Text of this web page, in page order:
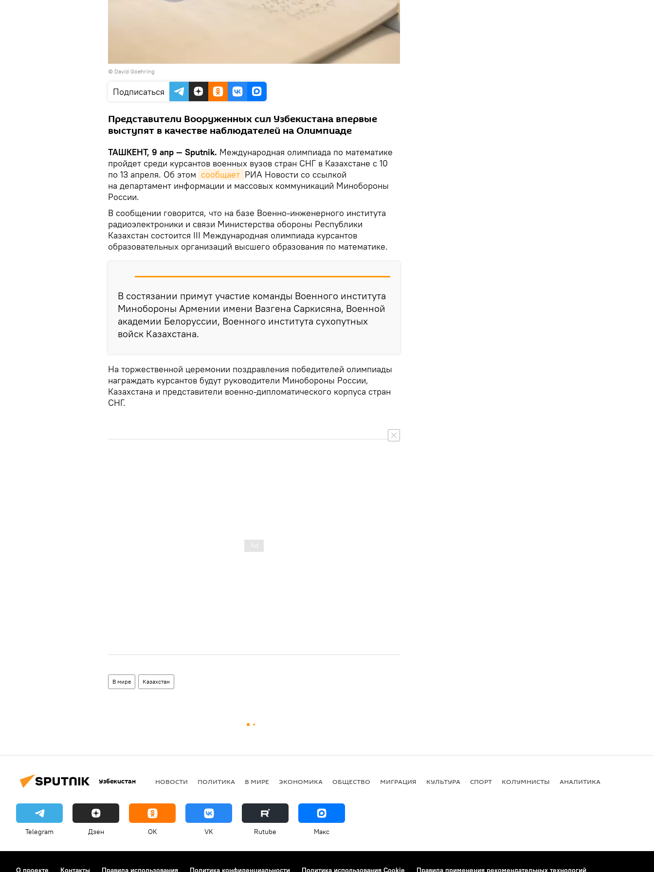
© David Goehring
Подписаться
Представители Вооруженных сил Узбекистана впервые
выступят в качестве наблюдателей на Олимпиаде
ТАШКЕНТ, 9 апр — Sputnik. Международная олимпиада по математике
пройдет среди курсантов военных вузов стран СНГ в Казахстане с 10
по 13 апреля. Об этом сообщает РИА Новости со ссылкой
на департамент информации и массовых коммуникаций Минобороны
России.
В сообщении говорится, что на базе Военно-инженерного института
радиоэлектроники и связи Министерства обороны Республики
Казахстан состоится III Международная олимпиада курсантов
образовательных организаций высшего образования по математике.
В состязании примут участие команды Военного института
Минобороны Армении имени Вазгена Саркисяна, Военной
академии Белоруссии, Военного института сухопутных
войск Казахстана.
На торжественной церемонии поздравления победителей олимпиады
награждать курсантов будут руководители Минобороны России,
Казахстана и представители военно-дипломатического корпуса стран
СНГ.
В мире Казахстан
Узбекистан НОВОСТИ ПОЛИТИКА В МИРЕ ЭКОНОМИКА ОБЩЕСТВО МИГРАЦИЯ КУЛЬТУРА СПОРТ КОЛУМНИСТЫ АНАЛИТИКА
Telegram Дзен OK VK Rutube Макс
О проекте Контакты Правила использования Политика конфиденциальности Политика использования Cookie Правила применения рекомендательных технологий